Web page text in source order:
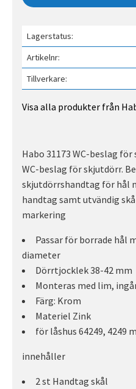
Lagerstatus
Artikelnr
Tillverkare
Visa alla produkter från
Habo 31173 WC-beslag
WC-beslag för skjutdörr.
skjutdörrshandtag för hål
handtag samt utvändig
markering
Passar för borrade hål
diameter
Dörrtjocklek 38-42 mm
Monteras med lim,
Färg: Krom
Materiel Zink
för låshus 64249, 4249
innehåller
2 st Handtag skål